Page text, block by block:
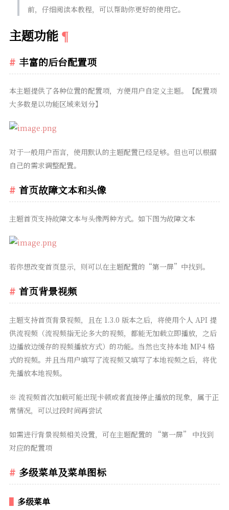
前，仔细阅读本教程，可以帮助你更好的使用它。
主题功能
丰富的后台配置项
本主题提供了各种位置的配置项，方便用户自定义主题。【配置项
大多数是以功能区域来划分】
对于一般用户而言，使用默认的主题配置已经足够。但也可以根据
自己的需求调整配置。
首页故障文本和头像
主题首页支持故障文本与头像两种方式。如下图为故障文本
若你想改变首页显示，则可以在主题配置的“第一屏”中找到。
首页背景视频
主题支持首页背景视频，且在 1.3.0 版本之后，将使用个人 API 提
供流视频（流视频指无论多大的视频，都能无加载立即播放，之后
边播放边缓存的视频播放方式）的功能。当然也支持本地 MP4 格
式的视频。并且当用户填写了流视频又填写了本地视频之后，将优
先播放本地视频。
※ 流视频首次加载可能出现卡顿或者直接停止播放的现象，属于正
常情况，可以过段时间再尝试
如需进行背景视频相关设置，可在主题配置的 “第一屏” 中找到
对应的配置项
多级菜单及菜单图标
多级菜单